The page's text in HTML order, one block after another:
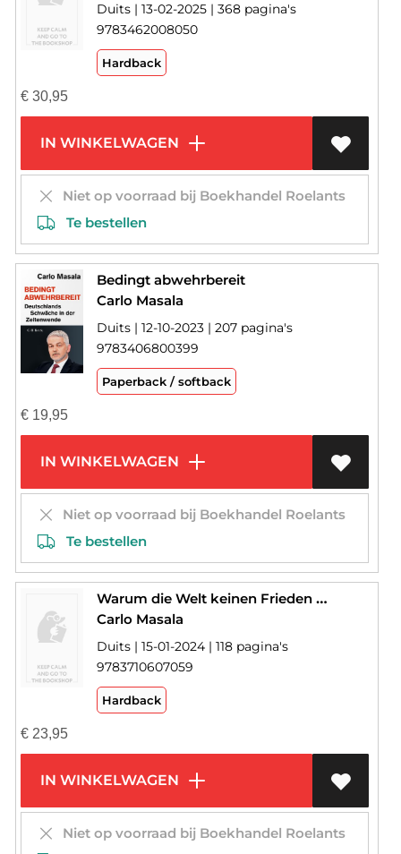
Duits | 13-02-2025 | 368 pagina's
9783462008050
Hardback
€30,95
IN WINKELWAGEN
Niet op voorraad bij Boekhandel Roelants
Te bestellen
Bedingt abwehrbereit
Carlo Masala
Duits | 12-10-2023 | 207 pagina's
9783406800399
Paperback / softback
€19,95
IN WINKELWAGEN
Niet op voorraad bij Boekhandel Roelants
Te bestellen
Warum die Welt keinen Frieden findet
Carlo Masala
Duits | 15-01-2024 | 118 pagina's
9783710607059
Hardback
€23,95
IN WINKELWAGEN
Niet op voorraad bij Boekhandel Roelants